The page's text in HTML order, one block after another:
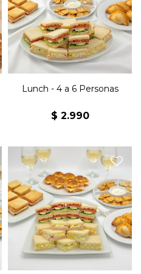
surtidos, 8 jesuitas de jamón
y queso, 8 medialunitas de
jamón y queso, 8
empanaditas, 1 snack
horneado x3 y 1/2 Kg de
masitas.
Lunch - 4 a 6 Personas
$ 2.990
36 sándwiches jamón y
queso, 36 sándwiches
olímpicos, 36 sándwiches
surtidos, 24 jesuitas jamón y
queso, 24 medialunitas
jamón y queso, 24
empanaditas, 2 snack
horneado x3, 1,5 Kg de
masitas.